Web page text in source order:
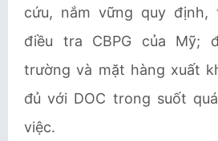
cứu, nắm vững quy
điều tra CBPG của Mỹ;
trường và mặt hàng xuất
đủ với DOC trong suốt
việc.